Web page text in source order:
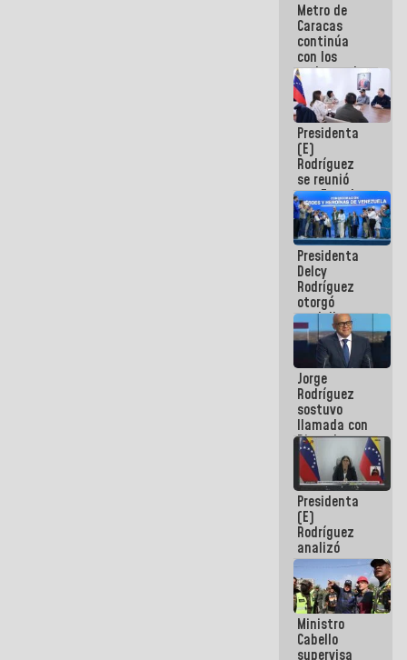
Metro de
Caracas
continúa
con los
trabajos de
mantenimiento
e inspección
en la Línea 2
Presidenta
(E)
Rodríguez
se reunió
con Estado
Mayor
Eléctrico
para
abordar
planes de
acción
Presidenta
Delcy
Rodríguez
otorgó
medalla
"Héroe de
Venezuela"
a servidores
públicos
Jorge
Rodríguez
sostuvo
llamada con
Dinorah
Figuera y
acuerdan
primer
encuentro
presencial
para el
diálogo
Presidenta
(E)
Rodríguez
analizó
junto a
gobernadores
planes de
recuperación
del Sistema
Eléctrico
Ministro
Cabello
supervisa